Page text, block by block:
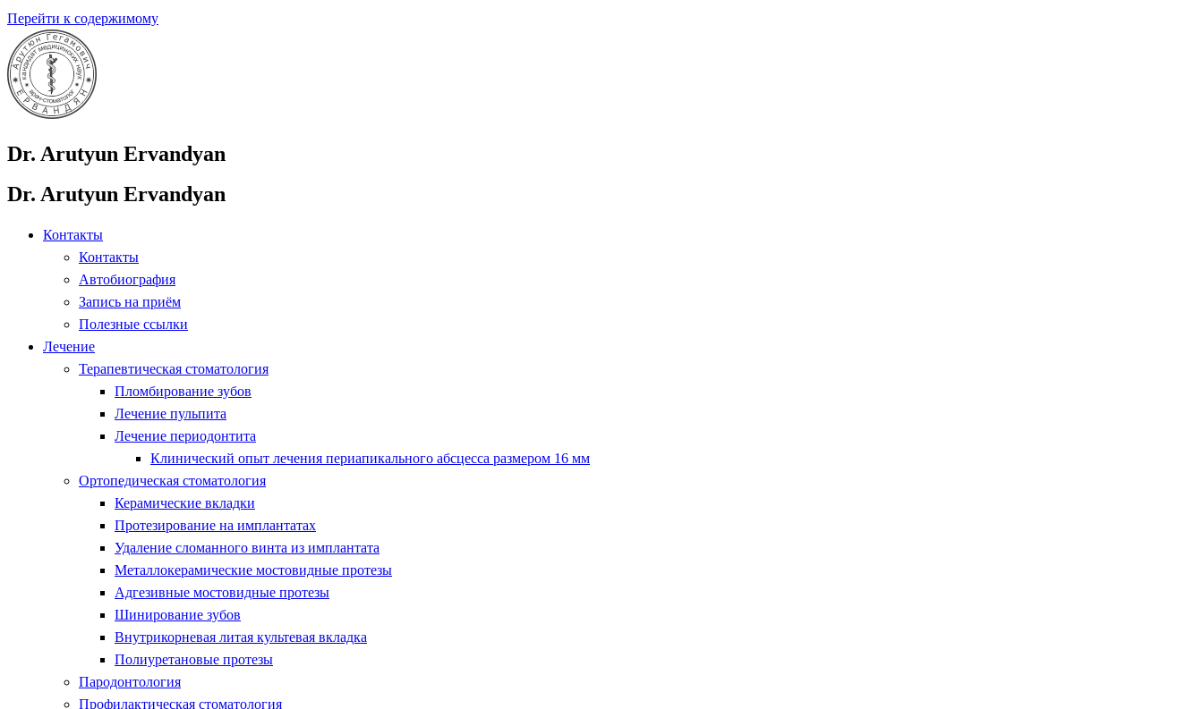
Перейти к содержимому
Dr. Arutyun Ervandyan
Dr. Arutyun Ervandyan
Контакты
Контакты
Автобиография
Запись на приём
Полезные ссылки
Лечение
Терапевтическая стоматология
Пломбирование зубов
Лечение пульпита
Лечение периодонтита
Клинический опыт лечения периапикального абсцесса размером 16 мм
Ортопедическая стоматология
Керамические вкладки
Протезирование на имплантатах
Удаление сломанного винта из имплантата
Металлокерамические мостовидные протезы
Адгезивные мостовидные протезы
Шинирование зубов
Внутрикорневая литая культевая вкладка
Полиуретановые протезы
Пародонтология
Профилактическая стоматология